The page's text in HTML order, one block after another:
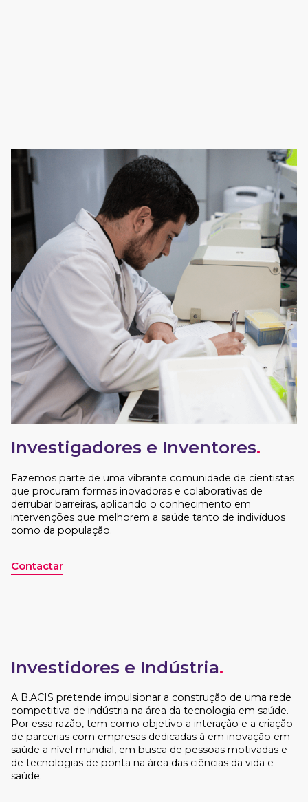
Investigadores e Inventores.
Fazemos parte de uma vibrante comunidade de cientistas
que procuram formas inovadoras e colaborativas de
derrubar barreiras, aplicando o conhecimento em
intervenções que melhorem a saúde tanto de indivíduos
como da população.
Contactar
Investidores e Indústria.
A B.ACIS pretende impulsionar a construção de uma rede
competitiva de indústria na área da tecnologia em saúde.
Por essa razão, tem como objetivo a interação e a criação
de parcerias com empresas dedicadas à em inovação em
saúde a nível mundial, em busca de pessoas motivadas e
de tecnologias de ponta na área das ciências da vida e
saúde.